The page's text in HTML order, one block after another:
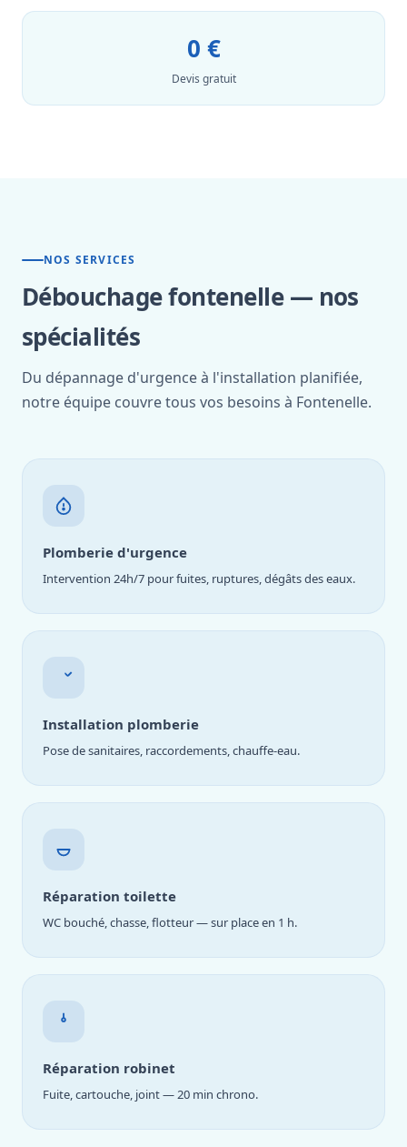
0 €
Devis gratuit
NOS SERVICES
Débouchage fontenelle — nos
spécialités
Du dépannage d'urgence à l'installation planifiée,
notre équipe couvre tous vos besoins à Fontenelle.
Plomberie d'urgence
Intervention 24h/7 pour fuites, ruptures, dégâts des eaux.
Installation plomberie
Pose de sanitaires, raccordements, chauffe-eau.
Réparation toilette
WC bouché, chasse, flotteur — sur place en 1 h.
Réparation robinet
Fuite, cartouche, joint — 20 min chrono.